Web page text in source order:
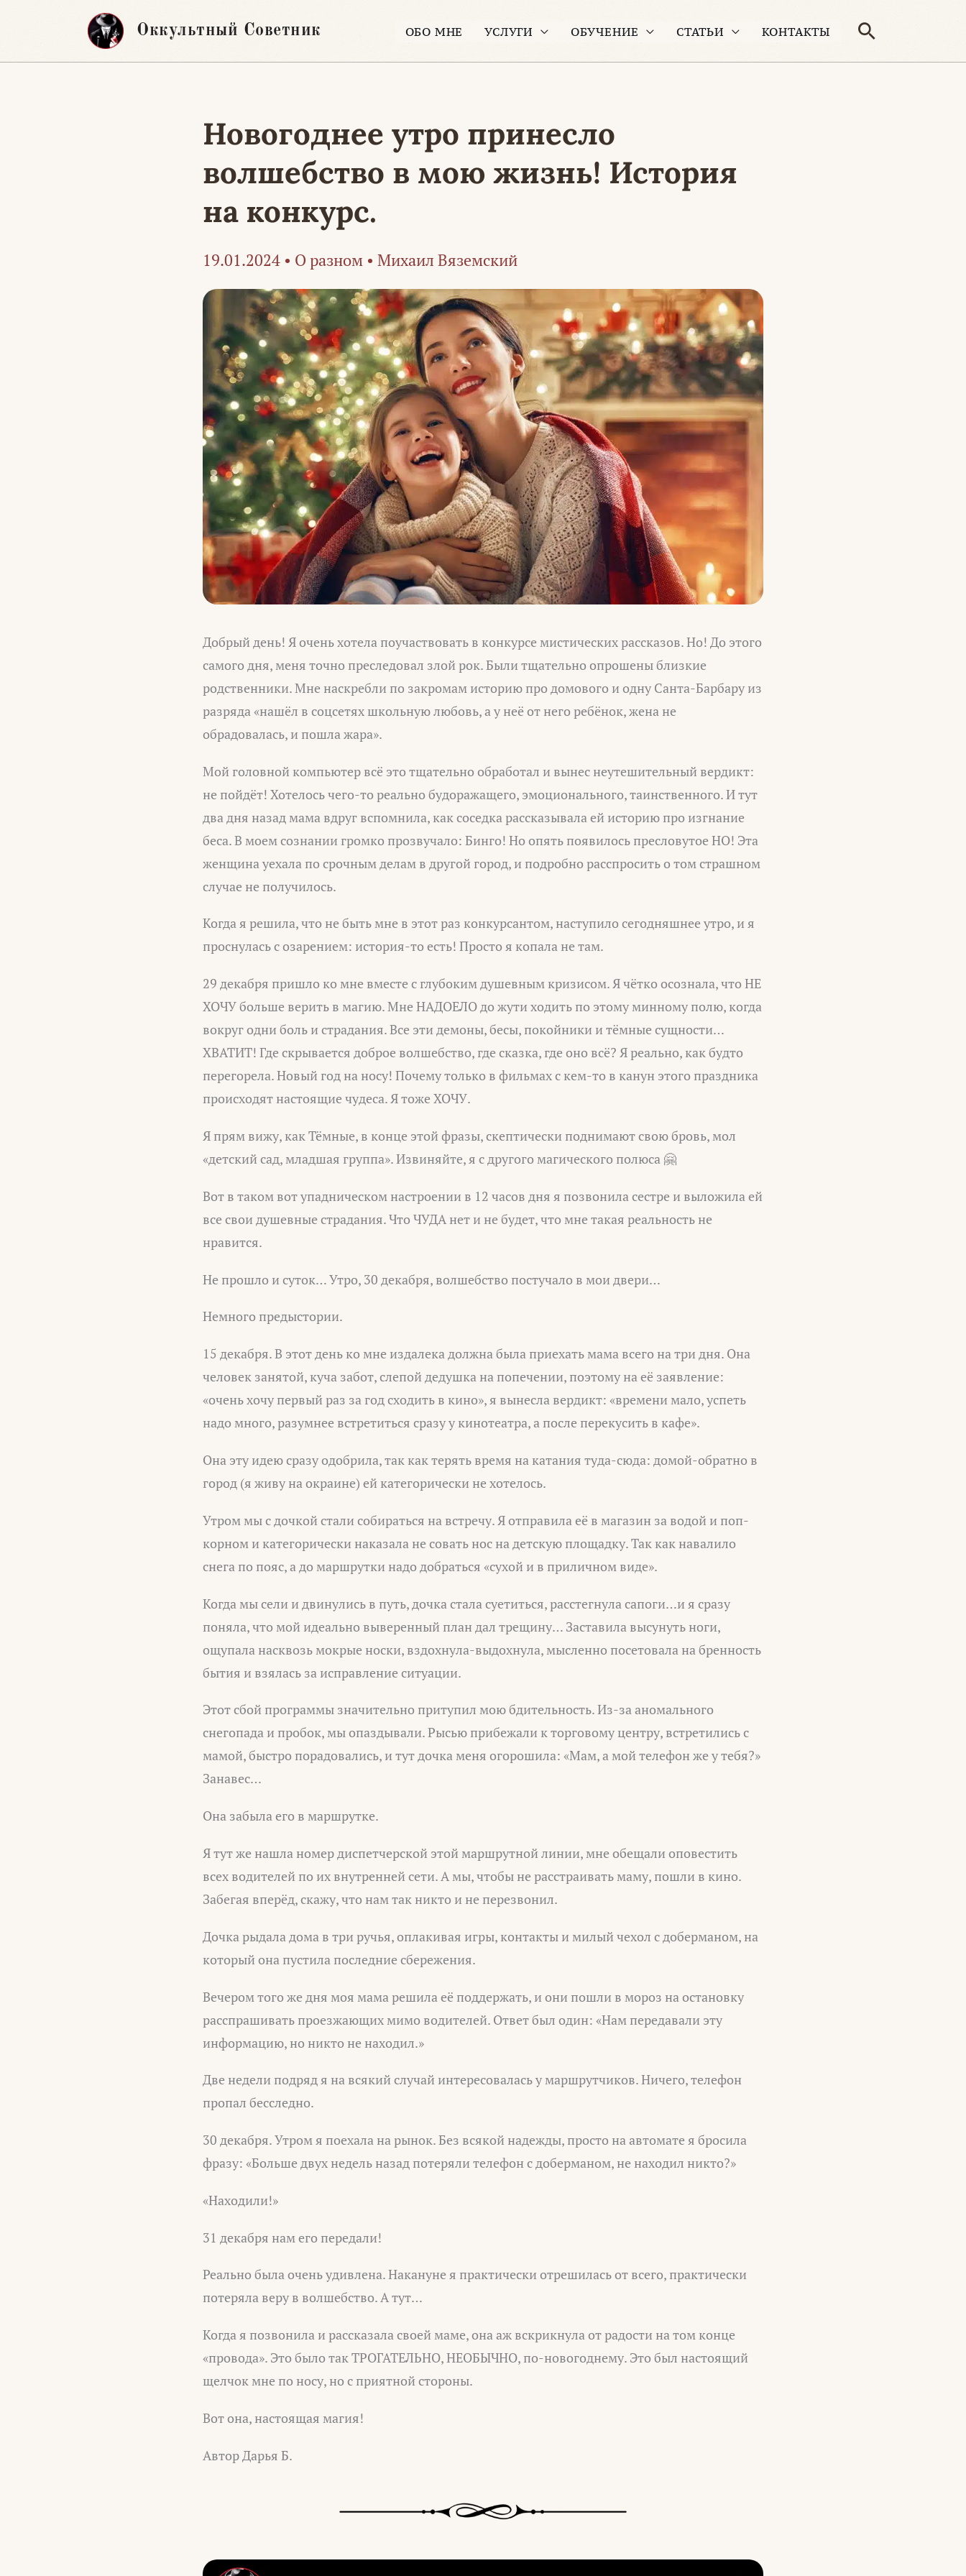
Оккультный Советник ОБО МНЕ УСЛУГИ ОБУЧЕНИЕ СТАТЬИ КОНТАКТЫ Поиск
Новогоднее утро принесло
волшебство в мою жизнь! История
на конкурс.
19.01.2024 • О разном • Михаил Вяземский
Добрый день! Я очень хотела поучаствовать в конкурсе мистических рассказов. Но! До этого
самого дня, меня точно преследовал злой рок. Были тщательно опрошены близкие
родственники. Мне наскребли по закромам историю про домового и одну Санта-Барбару из
разряда «нашёл в соцсетях школьную любовь, а у неё от него ребёнок, жена не
обрадовалась, и пошла жара».
Мой головной компьютер всё это тщательно обработал и вынес неутешительный вердикт:
не пойдёт! Хотелось чего-то реально будоражащего, эмоционального, таинственного. И тут
два дня назад мама вдруг вспомнила, как соседка рассказывала ей историю про изгнание
беса. В моем сознании громко прозвучало: Бинго! Но опять появилось пресловутое НО! Эта
женщина уехала по срочным делам в другой город, и подробно расспросить о том страшном
случае не получилось.
Когда я решила, что не быть мне в этот раз конкурсантом, наступило сегодняшнее утро, и я
проснулась с озарением: история-то есть! Просто я копала не там.
29 декабря пришло ко мне вместе с глубоким душевным кризисом. Я чётко осознала, что НЕ
ХОЧУ больше верить в магию. Мне НАДОЕЛО до жути ходить по этому минному полю, когда
вокруг одни боль и страдания. Все эти демоны, бесы, покойники и тёмные сущности…
ХВАТИТ! Где скрывается доброе волшебство, где сказка, где оно всё? Я реально, как будто
перегорела. Новый год на носу! Почему только в фильмах с кем-то в канун этого праздника
происходят настоящие чудеса. Я тоже ХОЧУ.
Я прям вижу, как Тёмные, в конце этой фразы, скептически поднимают свою бровь, мол
«детский сад, младшая группа». Извиняйте, я с другого магического полюса 🤗
Вот в таком вот упадническом настроении в 12 часов дня я позвонила сестре и выложила ей
все свои душевные страдания. Что ЧУДА нет и не будет, что мне такая реальность не
нравится.
Не прошло и суток… Утро, 30 декабря, волшебство постучало в мои двери…
Немного предыстории.
15 декабря. В этот день ко мне издалека должна была приехать мама всего на три дня. Она
человек занятой, куча забот, слепой дедушка на попечении, поэтому на её заявление:
«очень хочу первый раз за год сходить в кино», я вынесла вердикт: «времени мало, успеть
надо много, разумнее встретиться сразу у кинотеатра, а после перекусить в кафе».
Она эту идею сразу одобрила, так как терять время на катания туда-сюда: домой-обратно в
город (я живу на окраине) ей категорически не хотелось.
Утром мы с дочкой стали собираться на встречу. Я отправила её в магазин за водой и поп-
корном и категорически наказала не совать нос на детскую площадку. Так как навалило
снега по пояс, а до маршрутки надо добраться «сухой и в приличном виде».
Когда мы сели и двинулись в путь, дочка стала суетиться, расстегнула сапоги…и я сразу
поняла, что мой идеально выверенный план дал трещину… Заставила высунуть ноги,
ощупала насквозь мокрые носки, вздохнула-выдохнула, мысленно посетовала на бренность
бытия и взялась за исправление ситуации.
Этот сбой программы значительно притупил мою бдительность. Из-за аномального
снегопада и пробок, мы опаздывали. Рысью прибежали к торговому центру, встретились с
мамой, быстро порадовались, и тут дочка меня огорошила: «Мам, а мой телефон же у тебя?»
Занавес…
Она забыла его в маршрутке.
Я тут же нашла номер диспетчерской этой маршрутной линии, мне обещали оповестить
всех водителей по их внутренней сети. А мы, чтобы не расстраивать маму, пошли в кино.
Забегая вперёд, скажу, что нам так никто и не перезвонил.
Дочка рыдала дома в три ручья, оплакивая игры, контакты и милый чехол с доберманом, на
который она пустила последние сбережения.
Вечером того же дня моя мама решила её поддержать, и они пошли в мороз на остановку
расспрашивать проезжающих мимо водителей. Ответ был один: «Нам передавали эту
информацию, но никто не находил.»
Две недели подряд я на всякий случай интересовалась у маршрутчиков. Ничего, телефон
пропал бесследно.
30 декабря. Утром я поехала на рынок. Без всякой надежды, просто на автомате я бросила
фразу: «Больше двух недель назад потеряли телефон с доберманом, не находил никто?»
«Находили!»
31 декабря нам его передали!
Реально была очень удивлена. Накануне я практически отрешилась от всего, практически
потеряла веру в волшебство. А тут…
Когда я позвонила и рассказала своей маме, она аж вскрикнула от радости на том конце
«провода». Это было так ТРОГАТЕЛЬНО, НЕОБЫЧНО, по-новогоднему. Это был настоящий
щелчок мне по носу, но с приятной стороны.
Вот она, настоящая магия!
Автор Дарья Б.